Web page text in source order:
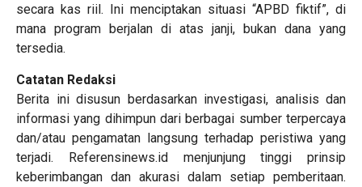
secara kas riil. Ini menciptakan situasi “APBD fiktif”, di
mana program berjalan di atas janji, bukan dana yang
tersedia.
Catatan Redaksi
Berita ini disusun berdasarkan investigasi, analisis dan
informasi yang dihimpun dari berbagai sumber terpercaya
dan/atau pengamatan langsung terhadap peristiwa yang
terjadi. Referensinews.id menjunjung tinggi prinsip
keberimbangan dan akurasi dalam setiap pemberitaan.